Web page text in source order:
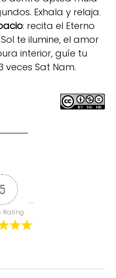
Exhala y relaja.
: recita el Eterno
te ilumine, el amor
interior, guíe tu
veces Sat Nam.
5
Rating